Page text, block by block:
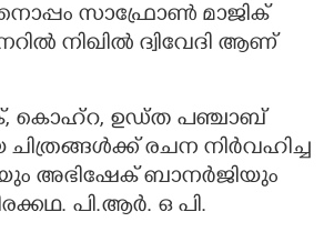
സാഫ്രോൺ മാജിക്
നിഖിൽ ദ്വിവേദി ആണ്
കൊഹ്റ, ഉഡ്ത പഞ്ചാബ്
ചിത്രങ്ങൾക്ക് രചന നിർവഹിച്ച
അഭിഷേക് ബാനർജിയും
പി.ആർ. ഒ പി.